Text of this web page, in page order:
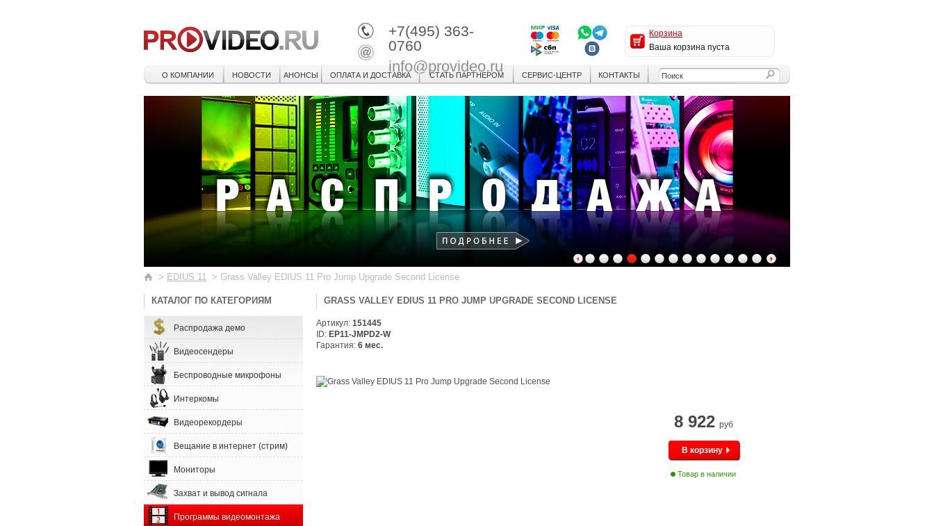
+7(495) 363-
0760
info@provideo.ru
Корзина
Ваша корзина пуста
О КОМПАНИИ НОВОСТИ АНОНСЫ ОПЛАТА И ДОСТАВКА СТАТЬ ПАРТНЕРОМ СЕРВИС-ЦЕНТР КОНТАКТЫ
1 2 3 4 5 6 7 8 9 10111213
> EDIUS 11 > Grass Valley EDIUS 11 Pro Jump Upgrade Second License
КАТАЛОГ ПО КАТЕГОРИЯМ
Распродажа демо
Видеосендеры
Беспроводные микрофоны
Интеркомы
Видеорекордеры
Вещание в интернет (стрим)
Мониторы
Захват и вывод сигнала
Программы видеомонтажа
GRASS VALLEY EDIUS 11 PRO JUMP UPGRADE SECOND LICENSE
Артикул: 151445
ID: EP11-JMPD2-W
Гарантия: 6 мес.
8 922 руб
В корзину
Товар в наличии